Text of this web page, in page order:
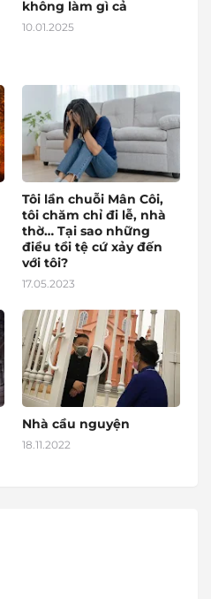
không làm gì cả
10.01.2025
Tôi lần chuỗi Mân Côi,
tôi chăm chỉ đi lễ, nhà
thờ… Tại sao những
điều tồi tệ cứ xảy đến
với tôi?
17.05.2023
Nhà cầu nguyện
18.11.2022